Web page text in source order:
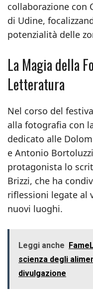
collaborazione con
di Udine,
potenzialità delle
La Magia della
Letteratura
Nel corso del
alla fotografia con
dedicato alle
e Antonio
protagonista lo
Brizzi, che ha
riflessioni legate al
nuovi luoghi.
Leggi anche
scienza degli
divulgazione